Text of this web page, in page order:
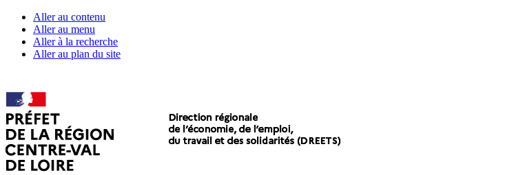
Aller au contenu
Aller au menu
Aller à la recherche
Aller au plan du site